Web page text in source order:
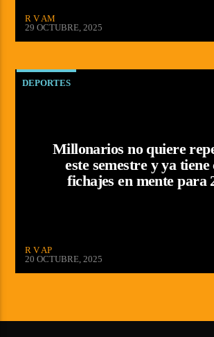
R V AM
29 OCTUBRE, 2025
DEPORTES
Millonarios no quiere
este semestre y ya tiene
fichajes en mente para
R V AP
20 OCTUBRE, 2025